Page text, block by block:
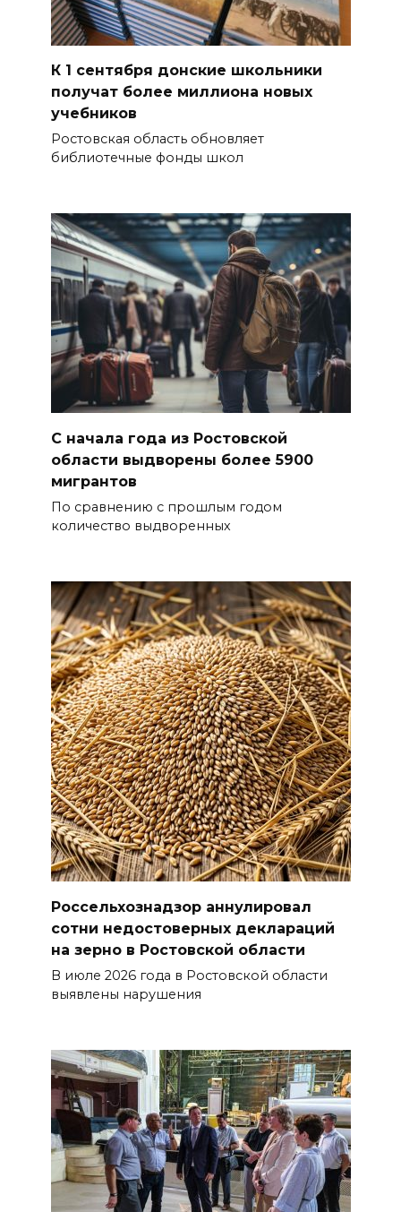
К 1 сентября донские школьники
получат более миллиона новых
учебников
Ростовская область обновляет
библиотечные фонды школ
С начала года из Ростовской
области выдворены более 5900
мигрантов
По сравнению с прошлым годом
количество выдворенных
Россельхознадзор аннулировал
сотни недостоверных деклараций
на зерно в Ростовской области
В июле 2026 года в Ростовской области
выявлены нарушения